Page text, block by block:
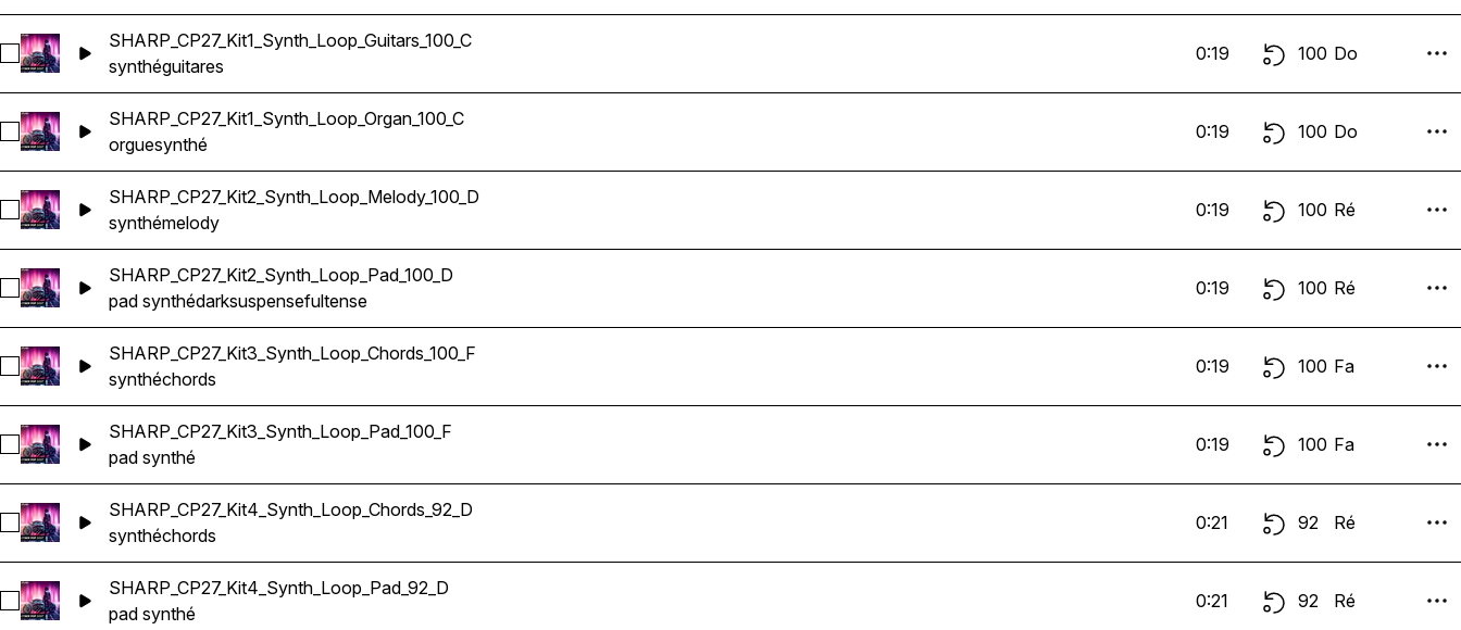
Sélectionnez SHARP_CP27_Kit1_Synth_Loop_Guitars_100_C
SHARP_CP27_Kit1_Synth_Loop_Guitars_100_C
synthéguitares
0:19 100 Do
Sélectionnez SHARP_CP27_Kit1_Synth_Loop_Organ_100_C
SHARP_CP27_Kit1_Synth_Loop_Organ_100_C
orguesynthé
0:19 100 Do
Sélectionnez SHARP_CP27_Kit2_Synth_Loop_Melody_100_D
SHARP_CP27_Kit2_Synth_Loop_Melody_100_D
synthémelody
0:19 100 Ré
Sélectionnez SHARP_CP27_Kit2_Synth_Loop_Pad_100_D
SHARP_CP27_Kit2_Synth_Loop_Pad_100_D
pad synthédarksuspensefultense
0:19 100 Ré
Sélectionnez SHARP_CP27_Kit3_Synth_Loop_Chords_100_F
SHARP_CP27_Kit3_Synth_Loop_Chords_100_F
synthéchords
0:19 100 Fa
Sélectionnez SHARP_CP27_Kit3_Synth_Loop_Pad_100_F
SHARP_CP27_Kit3_Synth_Loop_Pad_100_F
pad synthé
0:19 100 Fa
Sélectionnez SHARP_CP27_Kit4_Synth_Loop_Chords_92_D
SHARP_CP27_Kit4_Synth_Loop_Chords_92_D
synthéchords
0:21 92 Ré
Sélectionnez SHARP_CP27_Kit4_Synth_Loop_Pad_92_D
SHARP_CP27_Kit4_Synth_Loop_Pad_92_D
pad synthé
0:21 92 Ré